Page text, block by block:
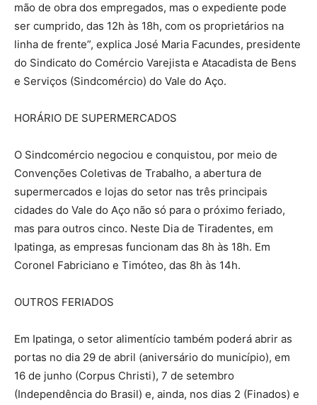
mão de obra dos empregados, mas o expediente pode
ser cumprido, das 12h às 18h, com os proprietários na
linha de frente”, explica José Maria Facundes, presidente
do Sindicato do Comércio Varejista e Atacadista de Bens
e Serviços (Sindcomércio) do Vale do Aço.
HORÁRIO DE SUPERMERCADOS
O Sindcomércio negociou e conquistou, por meio de
Convenções Coletivas de Trabalho, a abertura de
supermercados e lojas do setor nas três principais
cidades do Vale do Aço não só para o próximo feriado,
mas para outros cinco. Neste Dia de Tiradentes, em
Ipatinga, as empresas funcionam das 8h às 18h. Em
Coronel Fabriciano e Timóteo, das 8h às 14h.
OUTROS FERIADOS
Em Ipatinga, o setor alimentício também poderá abrir as
portas no dia 29 de abril (aniversário do município), em
16 de junho (Corpus Christi), 7 de setembro
(Independência do Brasil) e, ainda, nos dias 2 (Finados) e